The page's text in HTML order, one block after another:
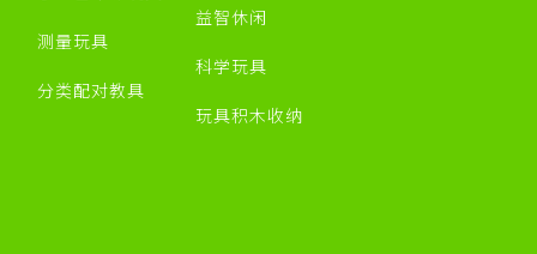
测量玩具
分类配对教具
益智休闲
科学玩具
玩具积木收纳